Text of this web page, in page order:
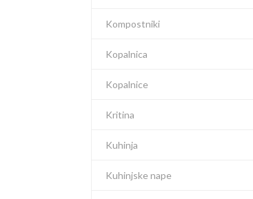
Kompostniki
Kopalnica
Kopalnice
Kritina
Kuhinja
Kuhinjske nape